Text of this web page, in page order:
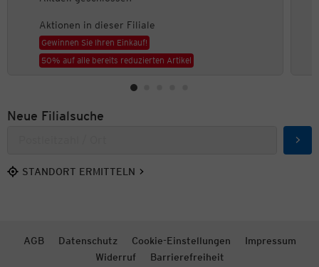
Aktionen in dieser Filiale
Gewinnen Sie Ihren Einkauf!
50% auf alle bereits reduzierten Artikel
Neue Filialsuche
STANDORT ERMITTELN
AGB Datenschutz Cookie-Einstellungen
Impressum
Widerruf
Barrierefreiheit